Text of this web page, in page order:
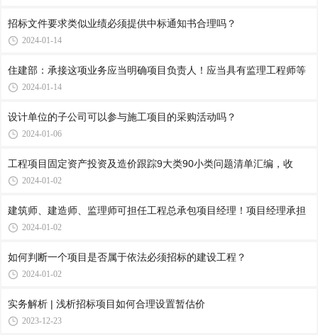
招标文件要求类似业绩必须提供中标通知书合理吗？
2024-01-14
住建部：承接这项业务应当明确项目负责人！应当具有监理工程师等
2024-01-14
设计单位的子公司可以参与施工项目的采购活动吗？
2024-01-06
工程项目固定资产投资及造价跟踪9大类90小类问题清单汇编，收
2024-01-02
建筑师、建造师、监理师可担任工程总承包项目经理！项目经理承担
2024-01-02
如何判断一个项目是否属于依法必须招标的建设工程？
2024-01-02
实务解析 | 浅析招标项目如何合理设置暂估价
2023-12-23